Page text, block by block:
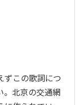
ずこの歌詞につ
。北京の交通網